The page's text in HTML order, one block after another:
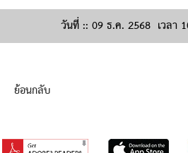
วันที่ :: 09 ธ.ค. 2568 เวลา
ย้อนกลับ